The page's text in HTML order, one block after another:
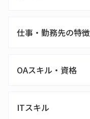
仕事・勤務先の特徴
OAスキル・資格
ITスキル